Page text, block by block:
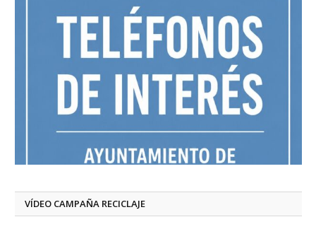
VÍDEO CAMPAÑA RECICLAJE